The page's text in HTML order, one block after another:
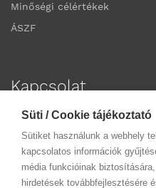
Minőségi célértékek
ÁSZF
Kapcsolat
Elérhetőségek
Ügyfélszolgálatok
Süti / Cookie tájékoztató
Sütiket használunk a webhely
kapcsolatos információk
média funkcióinak
hirdetések továbbfejlesztésére